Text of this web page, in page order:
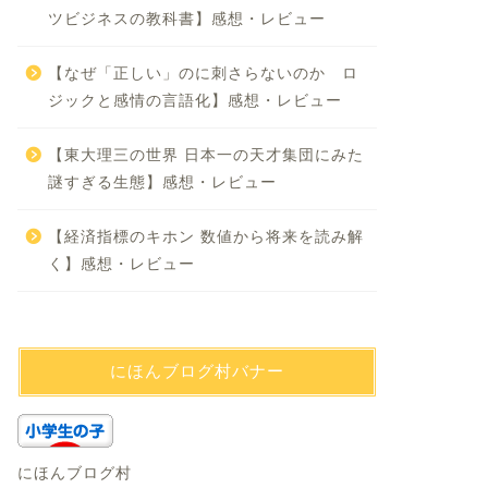
ツビジネスの教科書】感想・レビュー
【なぜ「正しい」のに刺さらないのか ロ
ジックと感情の言語化】感想・レビュー
【東大理三の世界 日本一の天才集団にみた
謎すぎる生態】感想・レビュー
【経済指標のキホン 数値から将来を読み解
く】感想・レビュー
にほんブログ村バナー
にほんブログ村